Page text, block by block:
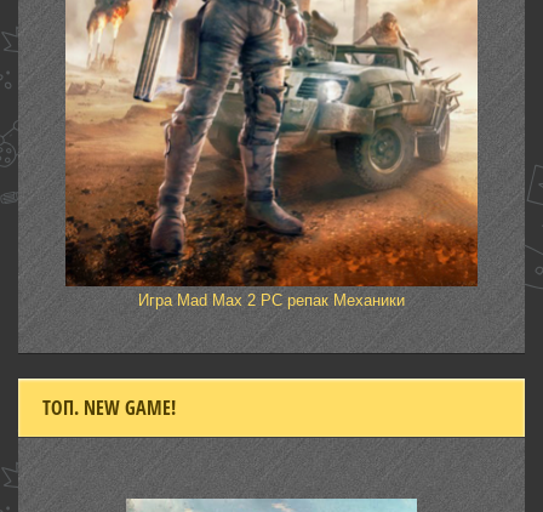
Игра Mad Max 2 PC репак Механики
ТОП. NEW GAME!